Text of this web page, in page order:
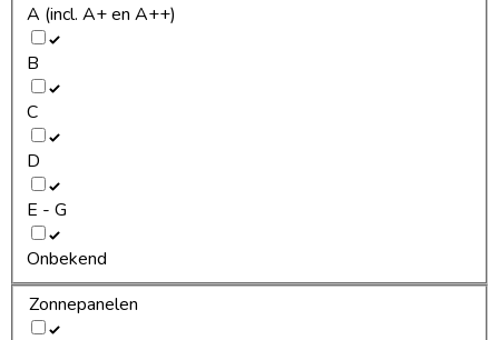
A (incl. A+ en A++)
B
C
D
E - G
Onbekend
Zonnepanelen